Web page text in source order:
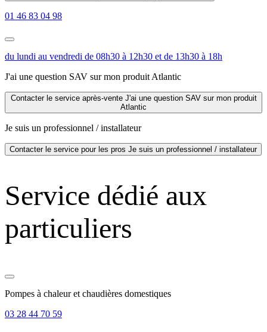
01 46 83 04 98
du lundi au vendredi de 08h30 à 12h30 et de 13h30 à 18h
J'ai une question SAV sur mon produit Atlantic
Contacter le service après-vente J'ai une question SAV sur mon produit
Atlantic
Je suis un professionnel / installateur
Contacter le service pour les pros Je suis un professionnel / installateur
Service dédié aux
particuliers
Pompes à chaleur et chaudières domestiques
03 28 44 70 59